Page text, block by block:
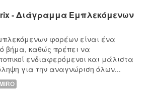
- Διάγραμμα Εμπλεκόμενων
φορέων είναι ένα
βήμα, καθώς πρέπει να
ενδιαφερόμενοι και μάλιστα
για την αναγνώριση όλων...